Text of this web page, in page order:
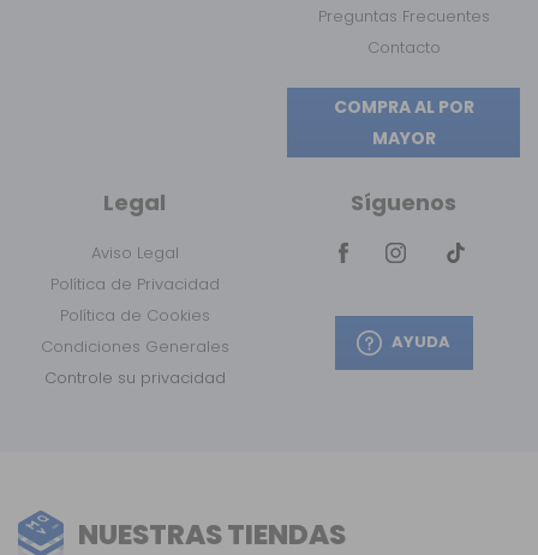
Preguntas Frecuentes
Contacto
COMPRA AL POR
MAYOR
Legal
Aviso Legal
Política de Privacidad
Política de Cookies
Condiciones Generales
Controle su privacidad
Síguenos
AYUDA
NUESTRAS TIENDAS